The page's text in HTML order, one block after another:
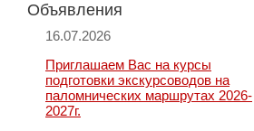
Объявления
16.07.2026
Приглашаем Вас на курсы
подготовки экскурсоводов на
паломнических маршрутах 2026-
2027г.